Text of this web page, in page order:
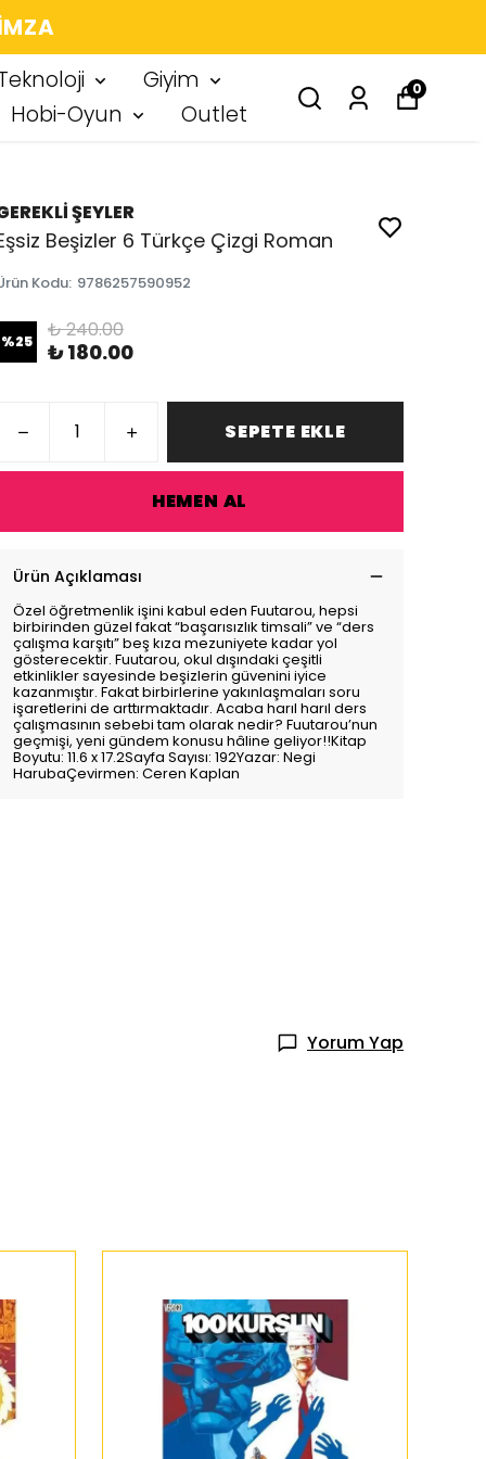
Giyim
Hobi-Oyun Outlet
0
ŞEYLER
Beşizler 6 Türkçe Çizgi Roman
Kodu: 9786257590952
%25 ₺ 240.00
₺ 180.00
SEPETE EKLE
HEMEN AL
Ürün Açıklaması
Özel öğretmenlik işini kabul eden Fuutarou, hepsi
birbirinden güzel fakat “başarısızlık timsali” ve “ders
çalışma karşıtı” beş kıza mezuniyete kadar yol
gösterecektir. Fuutarou, okul dışındaki çeşitli
etkinlikler sayesinde beşizlerin güvenini iyice
kazanmıştır. Fakat birbirlerine yakınlaşmaları soru
işaretlerini de arttırmaktadır. Acaba harıl harıl ders
çalışmasının sebebi tam olarak nedir? Fuutarou’nun
geçmişi, yeni gündem konusu hâline geliyor!!Kitap
Boyutu: 11.6 x 17.2Sayfa Sayısı: 192Yazar: Negi
HarubaÇevirmen: Ceren Kaplan
Yorum Yap